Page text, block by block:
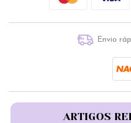
Envio
ARTIGOS